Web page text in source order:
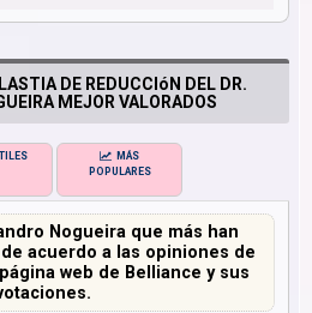
DE REDUCCIóN DEL DR.
MEJOR VALORADOS
MÁS
POPULARES
Nogueira que más han
acuerdo a las opiniones de
web de Belliance y sus